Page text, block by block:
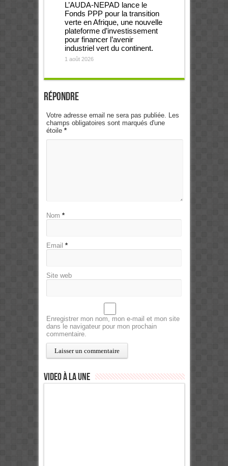
L’AUDA-NEPAD lance le
Fonds PPP pour la transition
verte en Afrique, une nouvelle
plateforme d’investissement
pour financer l’avenir
industriel vert du continent.
1 août 2026
Répondre
Votre adresse email ne sera pas publiée. Les
champs obligatoires sont marqués d'une
étoile *
Nom *
Email *
Site web
Enregistrer mon nom, mon e-mail et mon site
dans le navigateur pour mon prochain
commentaire.
Video à la Une